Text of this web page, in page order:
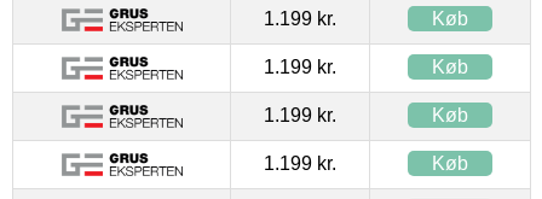
1.199 kr. Køb
1.199 kr. Køb
1.199 kr. Køb
1.199 kr. Køb